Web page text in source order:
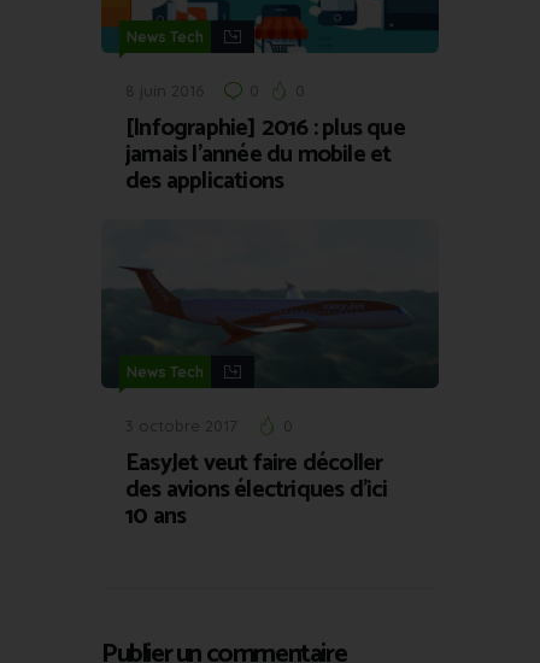
News Tech
8 juin 2016 0 0
[Infographie] 2016 : plus que
jamais l’année du mobile et
des applications
News Tech
3 octobre 2017 0
EasyJet veut faire décoller
des avions électriques d’ici
10 ans